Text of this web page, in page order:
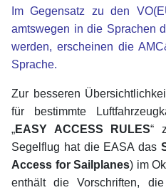
Im Gegensatz zu den
amtswegen in die Sprachen
werden, erscheinen die
Sprache.
Zur besseren
für bestimmte
„EASY ACCESS RULES“
Segelflug hat die EASA das
Access for Sailplanes) im
enthält die Vorschriften,